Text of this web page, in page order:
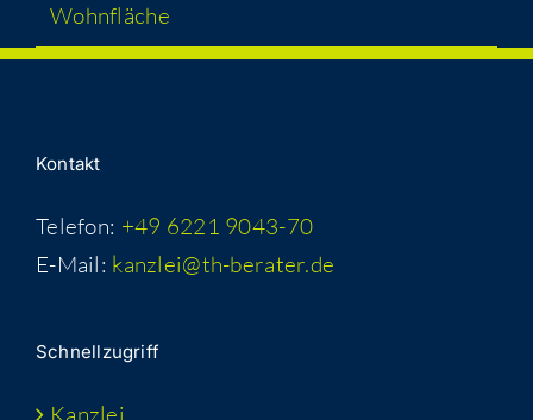
Wohnfläche
Kon­takt
Telefon: +49 6221 9043-70
E-Mail: kanzlei@th-berater.de
Schnell­zu­griff
Kanz­lei